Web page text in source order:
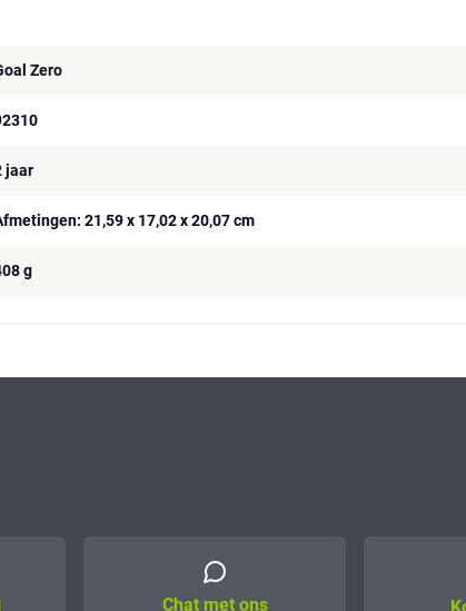
Zero
jaar
21,59 x 17,02 x 20,07 cm
g
Chat met ons